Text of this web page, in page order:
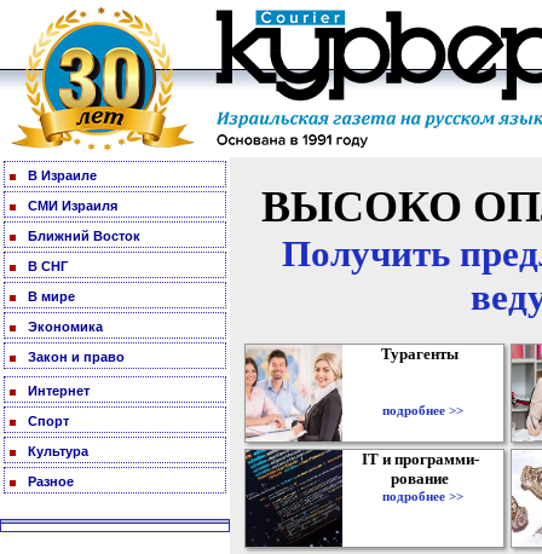
В Израиле
СМИ Израиля
Ближний Восток
В СНГ
В мире
Экономика
Закон и право
Интернет
Спорт
Культура
Разное
ВЫСОКО
Получить
Турагенты
подробнее >>
IT и программи-
рование
подробнее >>